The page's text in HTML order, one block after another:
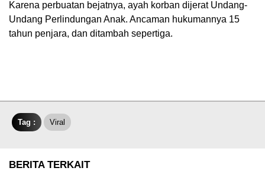
Karena perbuatan bejatnya, ayah korban dijerat Undang-
Undang Perlindungan Anak. Ancaman hukumannya 15
tahun penjara, dan ditambah sepertiga.
Tag : Viral
BERITA TERKAIT